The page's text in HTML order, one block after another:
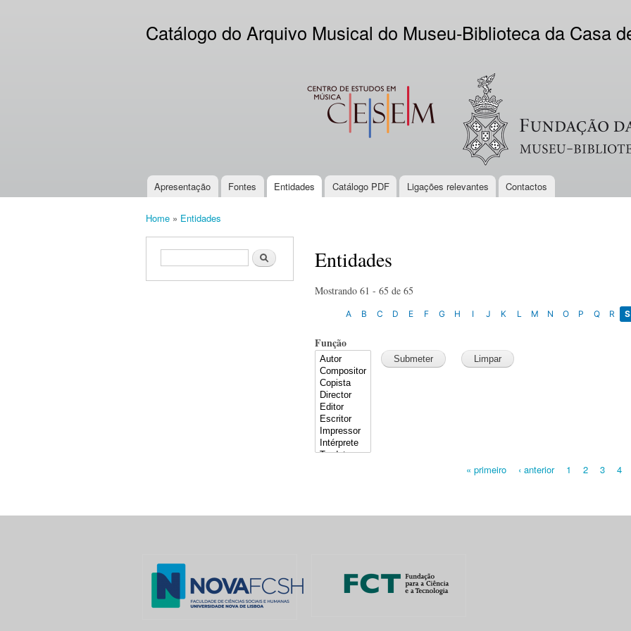
content
Catálogo do Arquivo Musical do Museu-Biblioteca da Casa
CESEM Logo VV
Main menu
Apresentação Fontes Entidades Catálogo PDF Ligações relevantes Contactos
Home » Entidades
Search form Search Entidades
Mostrando 61 - 65 de 65
A B C D E F G H I J K L M N O P Q R S
Função
« primeiro ‹ anterior 1 2 3 4